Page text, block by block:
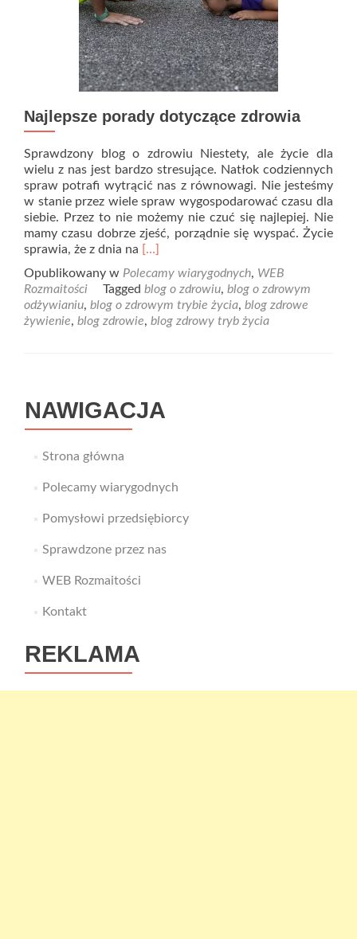
Najlepsze porady dotyczące zdrowia
Sprawdzony blog o zdrowiu Niestety, ale życie dla
wielu z nas jest bardzo stresujące. Natłok codziennych
spraw potrafi wytrącić nas z równowagi. Nie jesteśmy
w stanie przez wiele spraw wygospodarować czasu dla
siebie. Przez to nie możemy nie czuć się najlepiej. Nie
mamy czasu dobrze zjeść, porządnie się wyspać. Życie
sprawia, że z dnia na Read
about
Najlepsze
porady
dotyczące
[…]
Opublikowany w Polecamy wiarygodnych, WEB
Rozmaitości
Tagged blog o zdrowiu, blog o zdrowym
odżywianiu, blog o zdrowym trybie życia, blog zdrowe
żywienie, blog zdrowie, blog zdrowy tryb życia
NAWIGACJA
Strona główna
Polecamy wiarygodnych
Pomysłowi przedsiębiorcy
Sprawdzone przez nas
WEB Rozmaitości
Kontakt
REKLAMA